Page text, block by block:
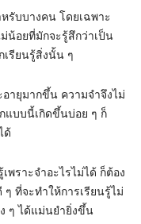
หรับบางคน โดยเฉพาะ
น้อยที่มักจะรู้สึกว่าเป็น
เรียนรู้สิ่งนั้น ๆ
ายุมากขึ้น ความจำจึงไม่
แบบนี้เกิดขึ้นบ่อย ๆ ก็
ด้
พราะจำอะไรไม่ได้ ก็ต้อง
ที่จะทำให้การเรียนรู้ไม่
ง ๆ ได้แม่นยำยิ่งขึ้น